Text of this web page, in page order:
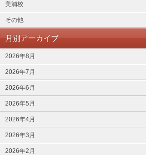
美浦校
その他
月別アーカイブ
2026年8月
2026年7月
2026年6月
2026年5月
2026年4月
2026年3月
2026年2月